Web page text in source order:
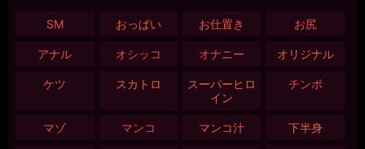
SM おっぱい お仕置き お尻
アナル オシッコ オナニー オリジナル
ケツ スカトロ
スーパーヒロ
イン
チンポ
マゾ マンコ マンコ汁 下半身